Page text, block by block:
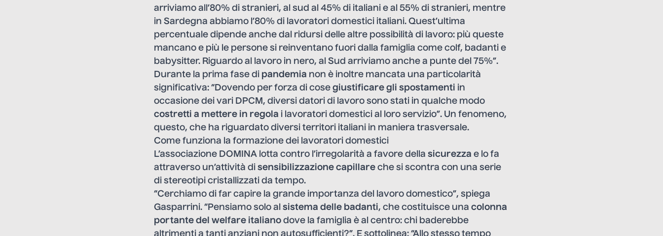
arriviamo all’80% di stranieri, al sud al 45% di italiani e al 55% di stranieri, mentre
in Sardegna abbiamo l’80% di lavoratori domestici italiani. Quest’ultima
percentuale dipende anche dal ridursi delle altre possibilità di lavoro: più queste
mancano e più le persone si reinventano fuori dalla famiglia come colf, badanti e
babysitter. Riguardo al lavoro in nero, al Sud arriviamo anche a punte del 75%”.
Durante la prima fase di pandemia non è inoltre mancata una particolarità
significativa: “Dovendo per forza di cose giustificare gli spostamenti in
occasione dei vari DPCM, diversi datori di lavoro sono stati in qualche modo
costretti a mettere in regola i lavoratori domestici al loro servizio”. Un fenomeno,
questo, che ha riguardato diversi territori italiani in maniera trasversale.
Come funziona la formazione dei lavoratori domestici
L’associazione DOMINA lotta contro l’irregolarità a favore della sicurezza e lo fa
attraverso un’attività di sensibilizzazione capillare che si scontra con una serie
di stereotipi cristallizzati da tempo.
“Cerchiamo di far capire la grande importanza del lavoro domestico”, spiega
Gasparrini. “Pensiamo solo al sistema delle badanti, che costituisce una colonna
portante del welfare italiano dove la famiglia è al centro: chi baderebbe
altrimenti a tanti anziani non autosufficienti?”. E sottolinea: “Allo stesso tempo